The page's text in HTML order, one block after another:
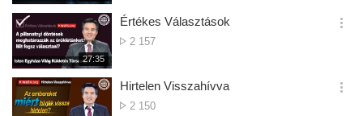
생
시
간
기
재
생
시
간
27:35
Értékes Választások
Megtekintések
2 157
옵
기
Hirtelen Visszahívva
Megtekintések
2 150
옵